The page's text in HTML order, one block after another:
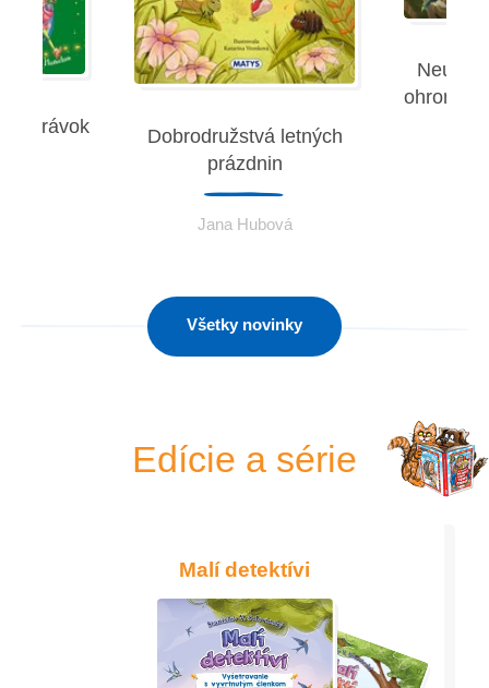
Dobrodružstvá letných
prázdnin
Jana Hubová
Všetky novinky
Edície a série
Malí detektívi